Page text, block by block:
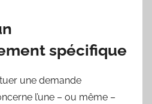
spécifique
une demande
l’une – ou même –